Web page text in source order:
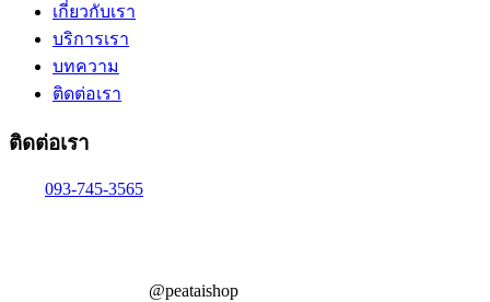
เกี่ยวกับเรา
บริการเรา
บทความ
ติดต่อเรา
ติดต่อเรา
093-745-3565
@peataishop